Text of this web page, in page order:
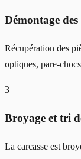
Démontage
Récupération des
optiques, pare-
3
Broyage et tri
La carcasse est